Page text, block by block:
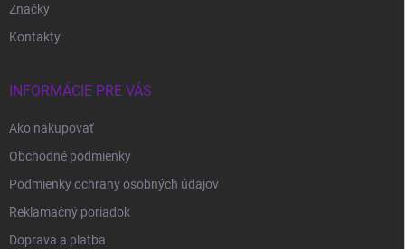
Značky
Kontakty
INFORMÁCIE PRE VÁS
Ako nakupovať
Obchodné podmienky
Podmienky ochrany osobných údajov
Reklamačný poriadok
Doprava a platba